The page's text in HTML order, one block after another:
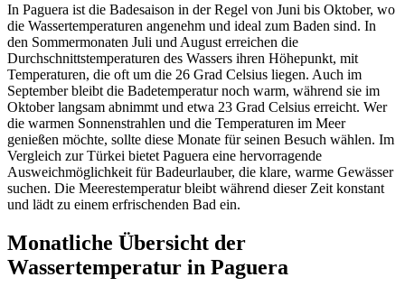
In Paguera ist die Badesaison in der Regel von Juni bis Oktober, wo
die Wassertemperaturen angenehm und ideal zum Baden sind. In
den Sommermonaten Juli und August erreichen die
Durchschnittstemperaturen des Wassers ihren Höhepunkt, mit
Temperaturen, die oft um die 26 Grad Celsius liegen. Auch im
September bleibt die Badetemperatur noch warm, während sie im
Oktober langsam abnimmt und etwa 23 Grad Celsius erreicht. Wer
die warmen Sonnenstrahlen und die Temperaturen im Meer
genießen möchte, sollte diese Monate für seinen Besuch wählen. Im
Vergleich zur Türkei bietet Paguera eine hervorragende
Ausweichmöglichkeit für Badeurlauber, die klare, warme Gewässer
suchen. Die Meerestemperatur bleibt während dieser Zeit konstant
und lädt zu einem erfrischenden Bad ein.
Monatliche Übersicht der
Wassertemperatur in Paguera